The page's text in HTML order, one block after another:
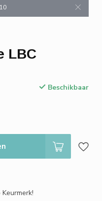
LBC
Beschikbaar